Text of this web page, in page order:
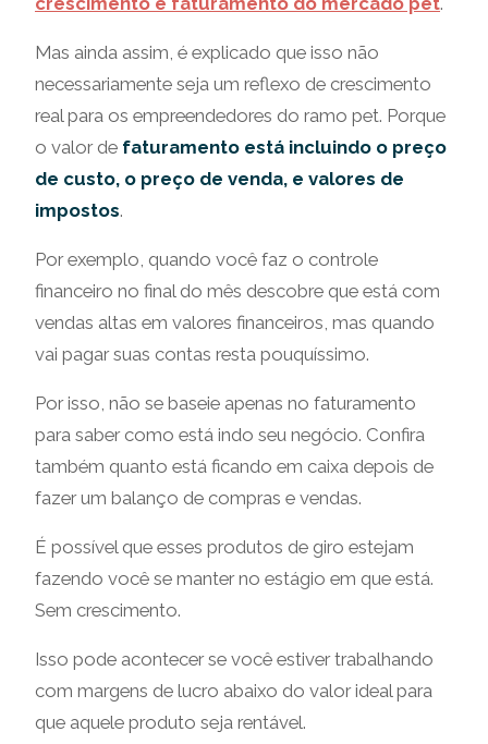
Mas ainda assim, é explicado que isso não
necessariamente seja um reflexo de crescimento
real para os empreendedores do ramo pet. Porque
o valor de faturamento está incluindo o preço
de custo, o preço de venda, e valores de
impostos.
Por exemplo, quando você faz o controle
financeiro no final do mês descobre que está com
vendas altas em valores financeiros, mas quando
vai pagar suas contas resta pouquíssimo.
Por isso, não se baseie apenas no faturamento
para saber como está indo seu negócio. Confira
também quanto está ficando em caixa depois de
fazer um balanço de compras e vendas.
É possível que esses produtos de giro estejam
fazendo você se manter no estágio em que está.
Sem crescimento.
Isso pode acontecer se você estiver trabalhando
com margens de lucro abaixo do valor ideal para
que aquele produto seja rentável.